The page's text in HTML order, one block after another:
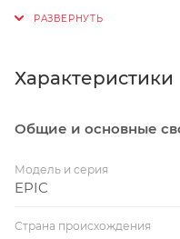
Адаптированная
Характеристики
Общие и основные
Модель и серия
EPIC
Страна происхождения